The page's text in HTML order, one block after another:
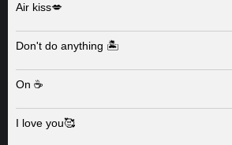
Air kiss💋
Don't do anything 🏝️
On ☕️
I love you🥰